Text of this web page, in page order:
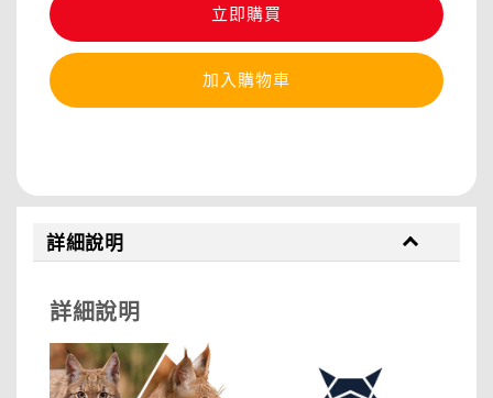
立即購買
加入購物車
詳細說明
詳細說明